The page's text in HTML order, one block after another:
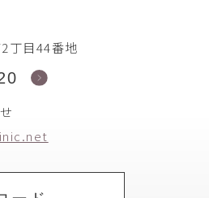
丁目44番地